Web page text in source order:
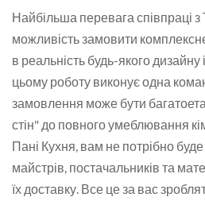
Найбільша перевага співпраці
можливість замовити
в реальність будь-якого дизайну
цьому роботу виконує одна
замовлення може бути
стін" до повного умеблювання
Пані Кухня, вам не потрібно
майстрів, постачальників та
їх доставку. Все це за вас